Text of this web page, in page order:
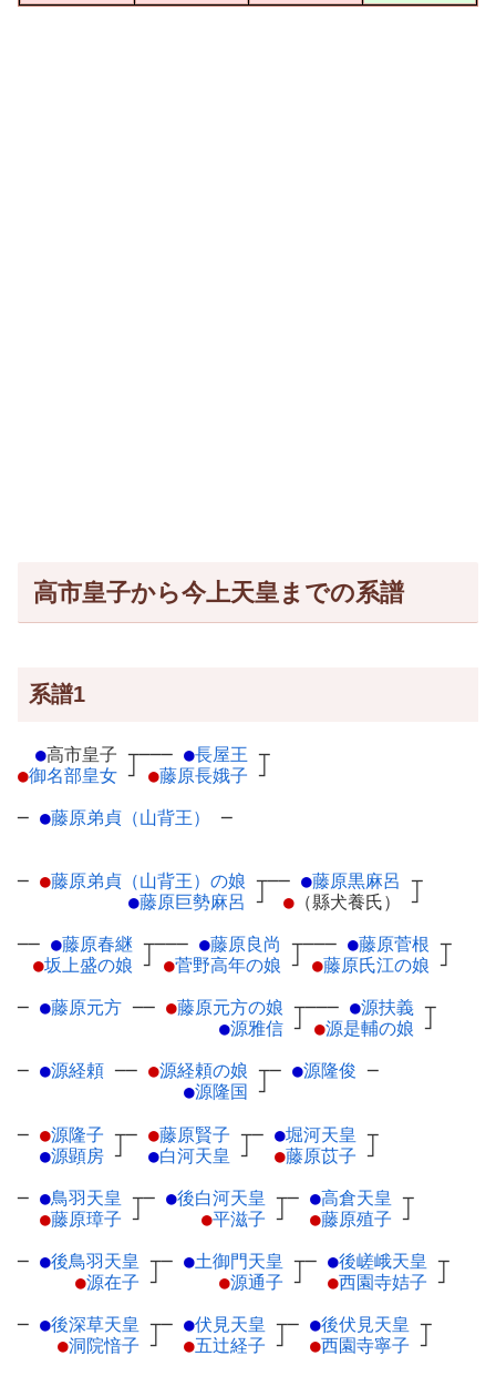
高市皇子から今上天皇までの系譜
系譜1
●高市皇子 ┬
●御名部皇女 ┘
─── ●長屋王 ┬
●藤原長娥子 ┘
─ ●藤原弟貞（山背王） ─
─ ●藤原弟貞（山背王）の娘 ┬
●藤原巨勢麻呂 ┘
── ●藤原黒麻呂 ┬
● （縣犬養氏） ┘
── ●藤原春継 ┬
●坂上盛の娘 ┘
─── ●藤原良尚 ┬
●菅野高年の娘 ┘
─── ●藤原菅根 ┬
●藤原氏江の娘 ┘
─ ●藤原元方 ── ●藤原元方の娘 ┬
●源雅信 ┘
─── ●源扶義 ┬
●源是輔の娘 ┘
─ ●源経頼 ── ●源経頼の娘 ┬
●源隆国 ┘
─ ●源隆俊 ─
─ ●源隆子 ┬
●源顕房 ┘
─ ●藤原賢子 ┬
●白河天皇 ┘
─ ●堀河天皇 ┬
●藤原苡子 ┘
─ ●鳥羽天皇 ┬
●藤原璋子 ┘
─ ●後白河天皇 ┬
●平滋子 ┘
─ ●高倉天皇 ┬
●藤原殖子 ┘
─ ●後鳥羽天皇 ┬
●源在子 ┘
─ ●土御門天皇 ┬
●源通子 ┘
─ ●後嵯峨天皇 ┬
●西園寺姞子 ┘
─ ●後深草天皇 ┬
●洞院愔子 ┘
─ ●伏見天皇 ┬
●五辻経子 ┘
─ ●後伏見天皇 ┬
●西園寺寧子 ┘